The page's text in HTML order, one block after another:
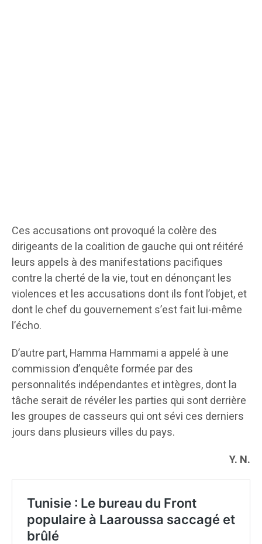
Ces accusations ont provoqué la colère des
dirigeants de la coalition de gauche qui ont réitéré
leurs appels à des manifestations pacifiques
contre la cherté de la vie, tout en dénonçant les
violences et les accusations dont ils font l’objet, et
dont le chef du gouvernement s’est fait lui-même
l’écho.
D’autre part, Hamma Hammami a appelé à une
commission d’enquête formée par des
personnalités indépendantes et intègres, dont la
tâche serait de révéler les parties qui sont derrière
les groupes de casseurs qui ont sévi ces derniers
jours dans plusieurs villes du pays.
Y. N.